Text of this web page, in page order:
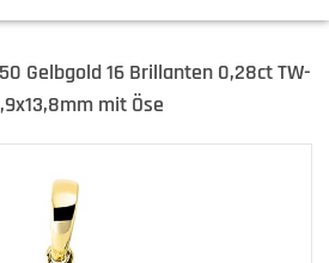
Gelbgold 16 Brillanten 0,28ct TW-
mit Öse